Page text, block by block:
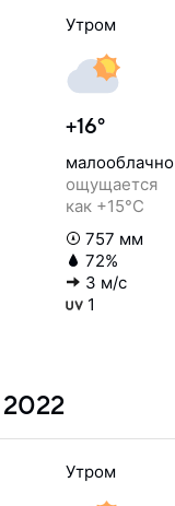
Утром
+16°
малооблачно
ощущается
как +15°C
757 мм
72%
3 м/с
1
2022
Утром